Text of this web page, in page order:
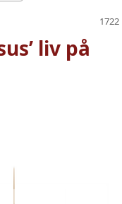
liv på